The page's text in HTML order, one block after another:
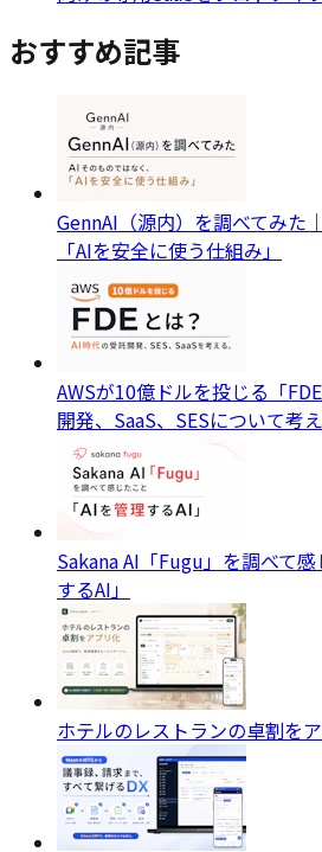
おすすめ記事
GennAI（源内）を調べてみた
「AIを安全に使う仕組み」
AWSが10億ドルを投じる「
開発、SaaS、SESについて考
Sakana AI「Fugu」を調べて
するAI」
ホテルのレストランの卓割を